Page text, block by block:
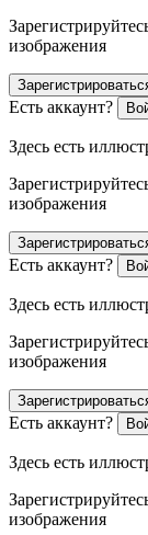
изображения
Есть аккаунт?
Здесь есть
изображения
Есть аккаунт?
Здесь есть
изображения
Есть аккаунт?
Здесь есть
изображения